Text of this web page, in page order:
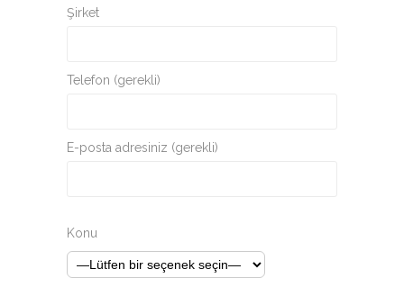
Şirket
Telefon (gerekli)
E-posta adresiniz (gerekli)
Konu